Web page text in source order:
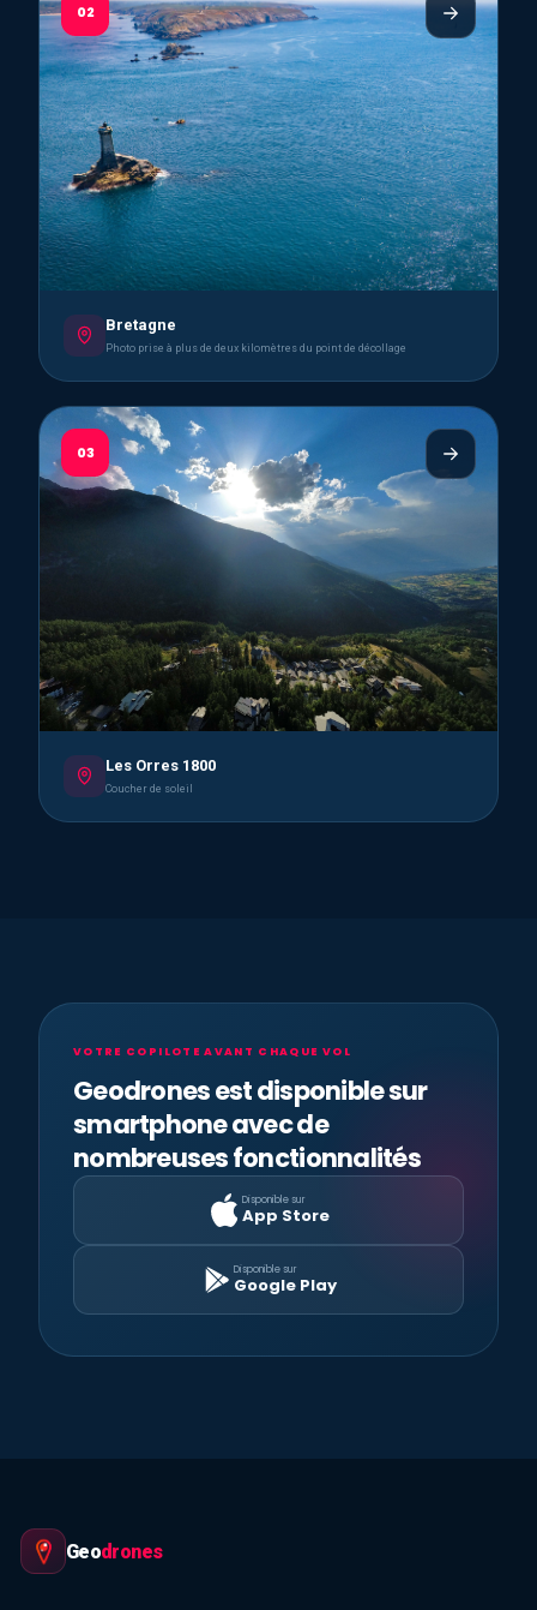
02
Bretagne
Photo prise à plus de deux kilomètres du point de décollage
03
Les Orres 1800
Coucher de soleil
VOTRE COPILOTE AVANT CHAQUE VOL
Geodrones est disponible sur
smartphone avec de
nombreuses fonctionnalités
Disponible sur
App Store
Disponible sur
Google Play
Geodrones